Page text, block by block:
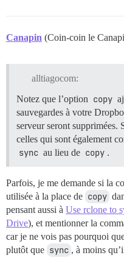
Canapin (Coin-coin le
alltiagocom:
Notez que l’option copy
sauvegardes à votre
serveur seront supprimées.
celles qui sont également
sync au lieu de copy .
Parfois, je me demande si la
utilisée à la place de copy
pensant aussi à Use rclone to
Drive), et mentionner la
car je ne vois pas pourquoi
plutôt que sync , à moins